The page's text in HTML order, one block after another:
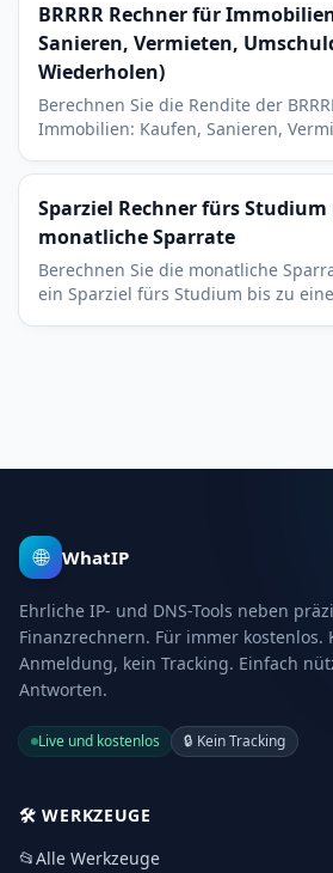
BRRRR Rechner für
Sanieren, Vermieten,
Wiederholen)
Berechnen Sie die Rendite der
Immobilien: Kaufen, Sanieren,
Kapital.
Sparziel Rechner fürs
monatliche Sparrate
Berechnen Sie die monatliche
ein Sparziel fürs Studium bis zu
🌐 WhatIP
Ehrliche IP- und DNS-Tools neben
Finanzrechnern. Für immer kostenlos.
Anmeldung, kein Tracking. Einfach
Antworten.
Live und kostenlos 🔒 Kein Tracking
🛠️WERKZEUGE
📂Alle Werkzeuge